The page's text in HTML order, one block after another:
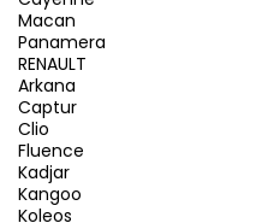
Macan
Panamera
RENAULT
Arkana
Captur
Clio
Fluence
Kadjar
Kangoo
Koleos